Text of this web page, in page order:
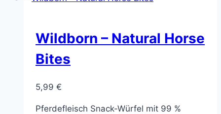
Wildborn – Natural Horse
Bites
5,99 €
Pferdefleisch Snack-Würfel mit 99 %